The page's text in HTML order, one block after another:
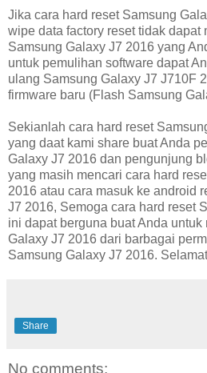
Jika cara hard reset Samsung
wipe data factory reset tidak dapat
Samsung Galaxy J7 2016 yang
untuk pemulihan software dapat
ulang Samsung Galaxy J7 J710F
firmware baru (Flash Samsung
Sekianlah cara hard reset
yang daat kami share buat Anda
Galaxy J7 2016 dan pengunjung
yang masih mencari cara hard
2016 atau cara masuk ke android
J7 2016, Semoga cara hard reset
ini dapat berguna buat Anda
Galaxy J7 2016 dari barbagai
Samsung Galaxy J7 2016.
Share
No comments: